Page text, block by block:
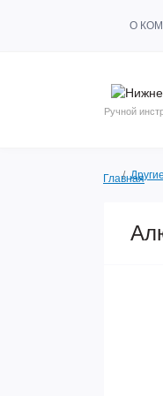
О
Ручной
Главная